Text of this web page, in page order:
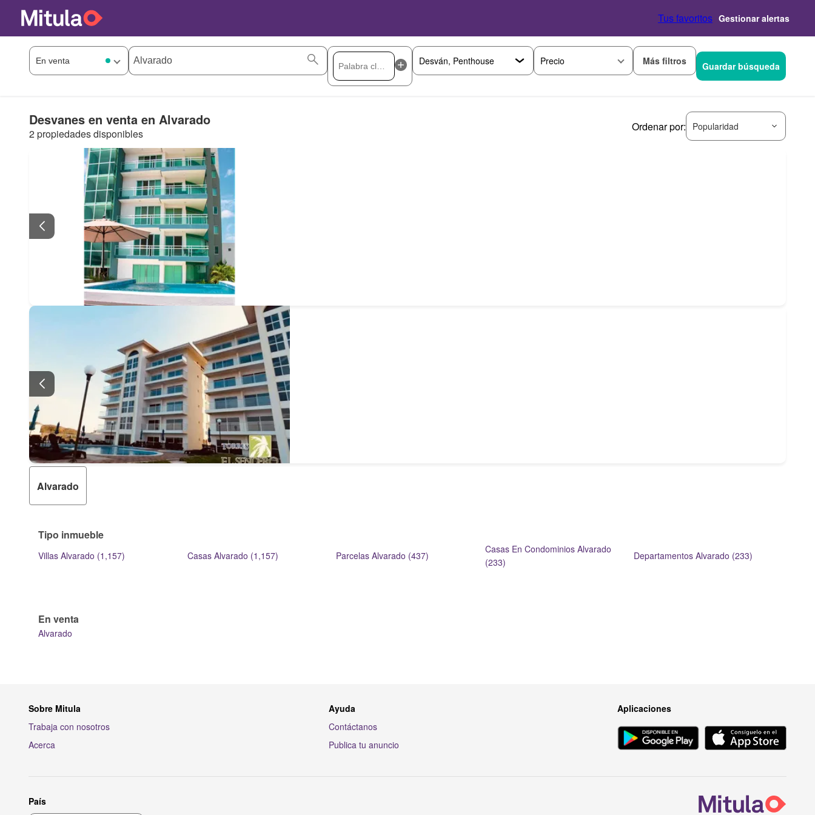
Tus favoritos Gestionar alertas
Precio Más filtros Guardar búsqueda
Desvanes en venta en Alvarado
2 propiedades disponibles
Ordenar por: Popularidad
Alvarado
Tipo inmueble
Villas Alvarado (1,157) Casas Alvarado (1,157) Parcelas Alvarado (437)
Casas En Condominios Alvarado
(233)
Departamentos Alvarado (233)
En venta
Alvarado
Sobre Mitula
Trabaja con nosotros
Acerca
Ayuda
Contáctanos
Publica tu anuncio
Aplicaciones
País